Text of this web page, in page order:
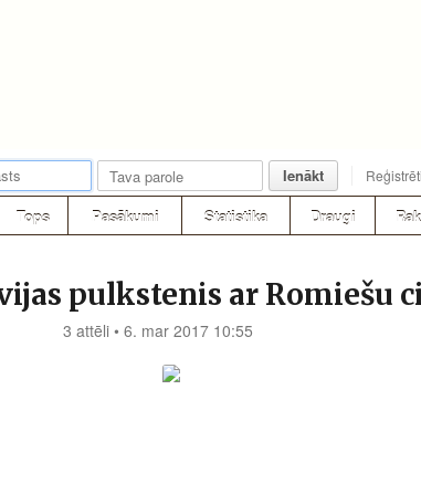
Ienākt
Tops Pasākumi Statistika Draugi
pulkstenis ar Romiešu
3 attēli • 6. mar 2017 10:55